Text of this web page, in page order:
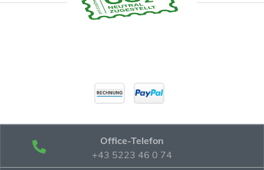
Office-Telefon
+43 5223 46 0 74